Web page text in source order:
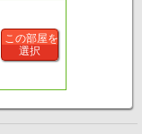
この部屋を
選択